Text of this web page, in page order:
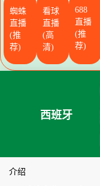
蜘蛛
直播
(推
荐)
看球
直播
(高
清)
688
直播
(推
荐)
西班牙
介绍